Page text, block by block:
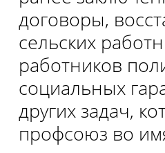
договоры,
сельских
работников
социальных
других задач,
профсоюз во